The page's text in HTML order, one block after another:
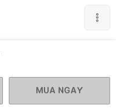
MUA NGAY